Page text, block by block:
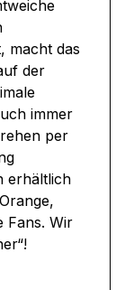
macht das
der
immer
per
erhältlich
Fans. Wir